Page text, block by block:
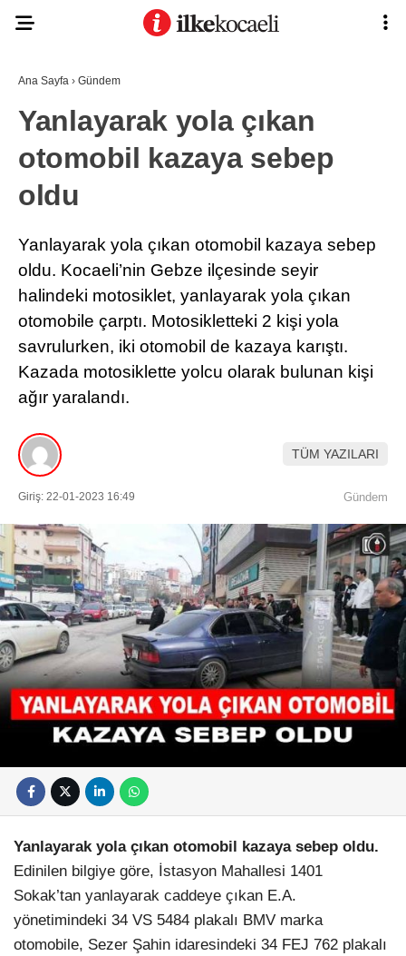
Ana Sayfa
Anasayfa
Gizlilik Politikası
Gizlilik Politikası
Hava Durumu
Hesabım
Nöbetçi Eczaneler
Son Dakika
Üye Giriş
Üye Kayıt
Üye Onay
Yayınlar
Yazarlar
Yazı Düzenle
Yazı Gönder
Yazılarım
Yorumlarım
ASAYIŞ
GÜNDEM
POLITIKA
DÜNYA
SPOR
MAGAZIN
SAĞLIK
EĞITIM
TEKNOLOJI
VIDEO GALERI
RÖPORTAJ
RESMI İLANLAR
Ana Sayfa › Gündem
Yanlayarak yola çıkan
otomobil kazaya sebep
oldu
Yanlayarak yola çıkan otomobil kazaya sebep
oldu. Kocaeli’nin Gebze ilçesinde seyir
halindeki motosiklet, yanlayarak yola çıkan
otomobile çarptı. Motosikletteki 2 kişi yola
savrulurken, iki otomobil de kazaya karıştı.
Kazada motosiklette yolcu olarak bulunan kişi
ağır yaralandı.
TÜM YAZILARI
Giriş: 22-01-2023 16:49 Gündem
Yanlayarak yola çıkan otomobil kazaya sebep oldu.
Edinilen bilgiye göre, İstasyon Mahallesi 1401
Sokak’tan yanlayarak caddeye çıkan E.A.
yönetimindeki 34 VS 5484 plakalı BMV marka
otomobile, Sezer Şahin idaresindeki 34 FEJ 762 plakalı